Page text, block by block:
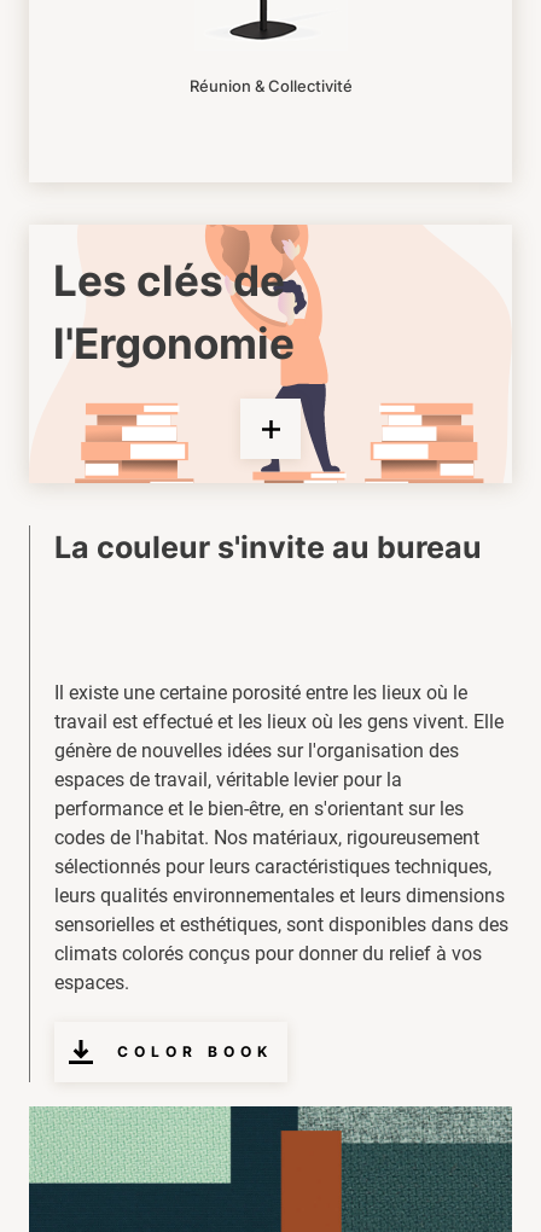
Réunion & Collectivité
Les clés de
l'Ergonomie
La couleur s'invite au bureau
Il existe une certaine porosité entre les lieux où le
travail est effectué et les lieux où les gens vivent. Elle
génère de nouvelles idées sur l'organisation des
espaces de travail, véritable levier pour la
performance et le bien-être, en s'orientant sur les
codes de l'habitat. Nos matériaux, rigoureusement
sélectionnés pour leurs caractéristiques techniques,
leurs qualités environnementales et leurs dimensions
sensorielles et esthétiques, sont disponibles dans des
climats colorés conçus pour donner du relief à vos
espaces.
COLOR BOOK